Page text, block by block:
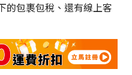
的包裹包稅、還有線上客